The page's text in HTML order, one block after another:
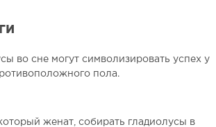
во сне могут символизировать успех у
пола.
женат, собирать гладиолусы в